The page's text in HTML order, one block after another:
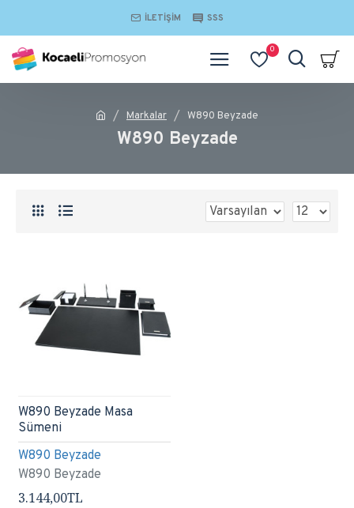
İLETIŞIM SSS
0
Markalar W890 Beyzade
W890 Beyzade
W890 Beyzade
W890 Beyzade
W890 Beyzade Masa
Sümeni
3.144,00TL